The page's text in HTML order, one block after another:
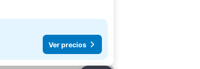
Ver precios